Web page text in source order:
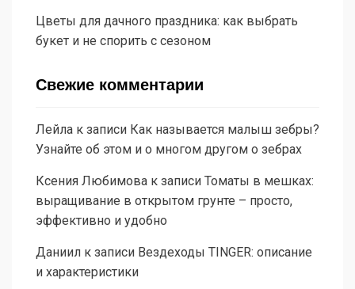
Цветы для дачного праздника: как выбрать
букет и не спорить с сезоном
Свежие комментарии
Лейла к записи Как называется малыш зебры?
Узнайте об этом и о многом другом о зебрах
Ксения Любимова к записи Томаты в мешках:
выращивание в открытом грунте – просто,
эффективно и удобно
Даниил к записи Вездеходы TINGER: описание
и характеристики